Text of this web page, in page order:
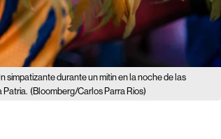
simpatizante durante un mitin en la noche de las
Patria. (Bloomberg/Carlos Parra Rios)